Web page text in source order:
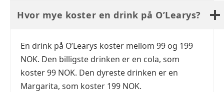
Hvor mye koster en drink på O’Learys?
En drink på O’Learys koster mellom 99 og 199
NOK. Den billigste drinken er en cola, som
koster 99 NOK. Den dyreste drinken er en
Margarita, som koster 199 NOK.